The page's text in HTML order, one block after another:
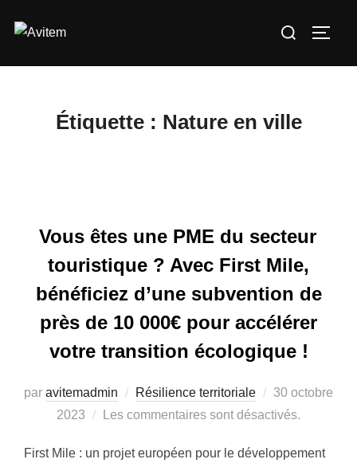
Rechercher :
Étiquette : Nature en ville
Vous êtes une PME du secteur
touristique ? Avec First Mile,
bénéficiez d’une subvention de
près de 10 000€ pour accélérer
votre transition écologique !
par avitemadmin Résilience territoriale
Publié
le
30 octobre
2023
Les commentaires sont désactivés.
First Mile : un projet européen pour le développement